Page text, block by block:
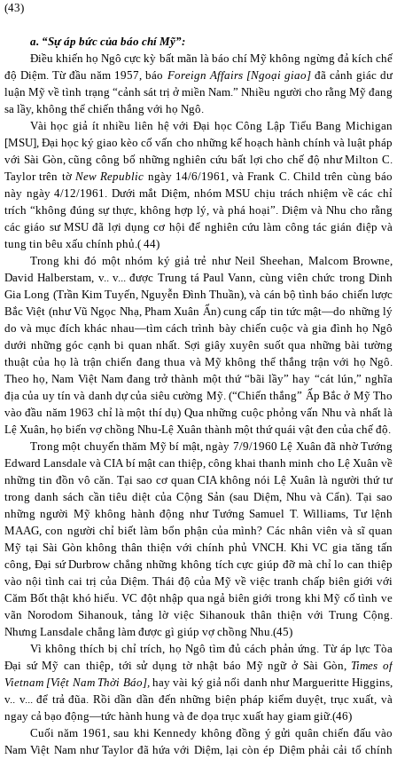
(43)
a. “Sự áp bức của báo chí Mỹ”:
Điều khiến họ Ngô cực kỳ bất mãn là báo chí Mỹ không ngừng đả kích chế
độ Diệm. Từ đầu năm 1957, báo Foreign Affairs [Ngoại giao] đã cảnh giác dư
luận Mỹ về tình trạng “cảnh sát trị ở miền Nam.” Nhiều người cho rằng Mỹ đang
sa lầy, không thể chiến thắng với họ Ngô.
Vài học giả ít nhiều liên hệ với Đại học Công Lập Tiểu Bang Michigan
[MSU], Đại học ký giao kèo cố vấn cho những kế hoạch hành chính và luật pháp
với Sài Gòn, cũng công bố những nghiên cứu bất lợi cho chế độ như Milton C.
Taylor trên tờ New Republic ngày 14/6/1961, và Frank C. Child trên cùng báo
này ngày 4/12/1961. Dưới mắt Diệm, nhóm MSU chịu trách nhiệm về các chỉ
trích “không đúng sự thực, không hợp lý, và phá hoại”. Diệm và Nhu cho rằng
các giáo sư MSU đã lợi dụng cơ hội để nghiên cứu làm công tác gián điệp và
tung tin bêu xấu chính phủ.( 44)
Trong khi đó một nhóm ký giả trẻ như Neil Sheehan, Malcom Browne,
David Halberstam, v.. v... được Trung tá Paul Vann, cùng viên chức trong Dinh
Gia Long (Trần Kim Tuyến, Nguyễn Đình Thuần), và cán bộ tình báo chiến lược
Bắc Việt (như Vũ Ngọc Nhạ, Pham Xuân Ẩn) cung cấp tin tức mật—do những lý
do và mục đích khác nhau—tìm cách trình bày chiến cuộc và gia đình họ Ngô
dưới những góc cạnh bi quan nhất. Sợi giây xuyên suốt qua những bài tường
thuật của họ là trận chiến đang thua và Mỹ không thể thắng trận với họ Ngô.
Theo họ, Nam Việt Nam đang trở thành một thứ “bãi lầy” hay “cát lún,” nghĩa
địa của uy tín và danh dự của siêu cường Mỹ. (“Chiến thắng” Ấp Bắc ở Mỹ Tho
vào đầu năm 1963 chỉ là một thí dụ) Qua những cuộc phỏng vấn Nhu và nhất là
Lệ Xuân, họ biến vợ chồng Nhu-Lệ Xuân thành một thứ quái vật đen của chế độ.
Trong một chuyến thăm Mỹ bí mật, ngày 7/9/1960 Lệ Xuân đã nhờ Tướng
Edward Lansdale và CIA bí mật can thiệp, công khai thanh minh cho Lệ Xuân về
những tin đồn vô căn. Tại sao cơ quan CIA không nói Lệ Xuân là người thứ tư
trong danh sách cần tiêu diệt của Cộng Sản (sau Diệm, Nhu và Cẩn). Tại sao
những người Mỹ không hành động như Tướng Samuel T. Williams, Tư lệnh
MAAG, con người chỉ biết làm bổn phận của mình? Các nhân viên và sĩ quan
Mỹ tại Sài Gòn không thân thiện với chính phủ VNCH. Khi VC gia tăng tấn
công, Đại sứ Durbrow chẳng những không tích cực giúp đỡ mà chỉ lo can thiệp
vào nội tình cai trị của Diệm. Thái độ của Mỹ về việc tranh chấp biên giới với
Căm Bốt thật khó hiểu. VC đột nhập qua ngả biên giới trong khi Mỹ cố tình ve
vãn Norodom Sihanouk, tảng lờ việc Sihanouk thân thiện với Trung Cộng.
Nhưng Lansdale chẳng làm được gì giúp vợ chồng Nhu.(45)
Vì không thích bị chỉ trích, họ Ngô tìm đủ cách phản ứng. Từ áp lực Tòa
Đại sứ Mỹ can thiệp, tới sử dụng tờ nhật báo Mỹ ngữ ở Sài Gòn, Times of
Vietnam [Việt Nam Thời Báo], hay vài ký giả nổi danh như Margueritte Higgins,
v.. v... để trả đũa. Rồi dần dần đến những biện pháp kiểm duyệt, trục xuất, và
ngay cả bạo động—tức hành hung và đe dọa trục xuất hay giam giữ.(46)
Cuối năm 1961, sau khi Kennedy không đồng ý gửi quân chiến đấu vào
Nam Việt Nam như Taylor đã hứa với Diệm, lại còn ép Diệm phải cải tổ chính